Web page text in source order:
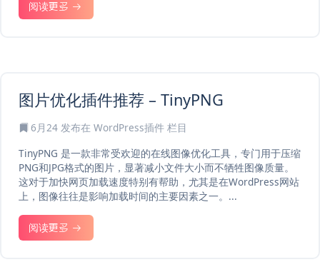
阅读更多
图片优化插件推荐 – TinyPNG
6月24 发布在 WordPress插件 栏目
TinyPNG 是一款非常受欢迎的在线图像优化工具，专门用于压缩
PNG和JPG格式的图片，显著减小文件大小而不牺牲图像质量。
这对于加快网页加载速度特别有帮助，尤其是在WordPress网站
上，图像往往是影响加载时间的主要因素之一。...
阅读更多